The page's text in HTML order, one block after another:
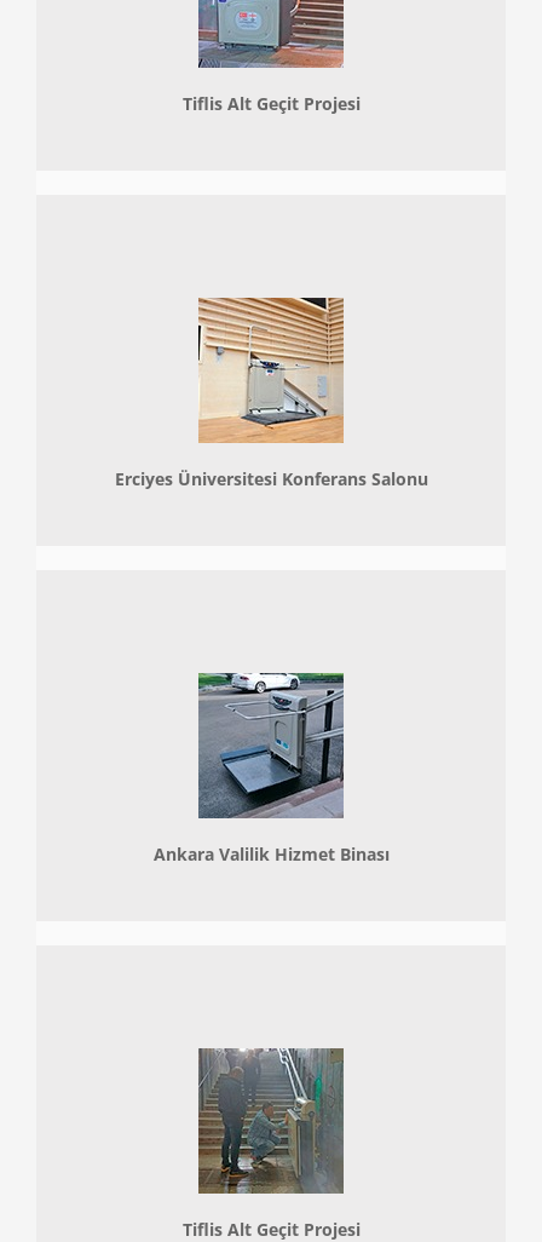
Tiflis Alt Geçit Projesi
Erciyes Üniversitesi Konferans Salonu
Ankara Valilik Hizmet Binası
Tiflis Alt Geçit Projesi